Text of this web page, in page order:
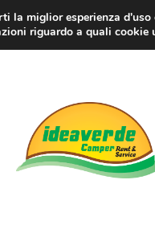
la miglior esperienza
riguardo a quali